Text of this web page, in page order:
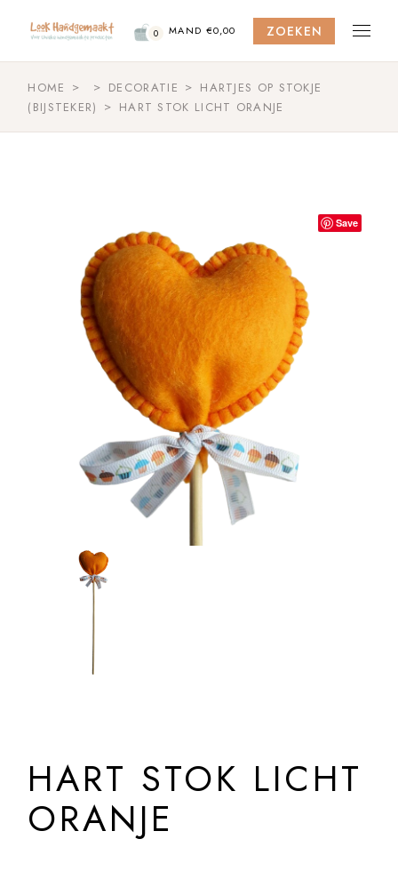
content
0 MAND €0,00 ZOEKEN
HOME DECORATIE
HARTJES OP STOKJE
(BIJSTEKER)
HART STOK LICHT ORANJE
Save
HART STOK LICHT
ORANJE